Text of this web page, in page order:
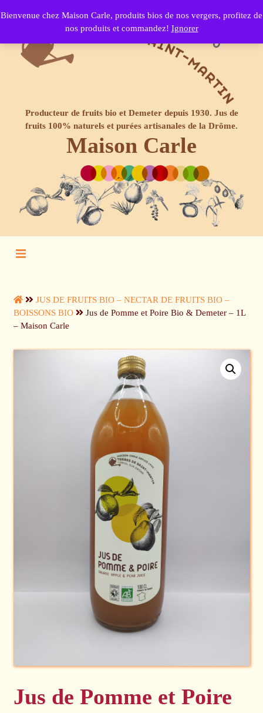
Producteur de fruits bio et Demeter depuis 1930. Jus de
fruits 100% naturels et purées artisanales de la Drôme.
Maison Carle
JUS DE FRUITS BIO – NECTAR DE FRUITS BIO –
BOISSONS BIO
Jus de Pomme et Poire Bio & Demeter – 1L
– Maison Carle
Jus de Pomme et Poire
Bienvenue chez Maison Carle, produits bios de nos vergers, profitez de
nos produits et commandez! Ignorer